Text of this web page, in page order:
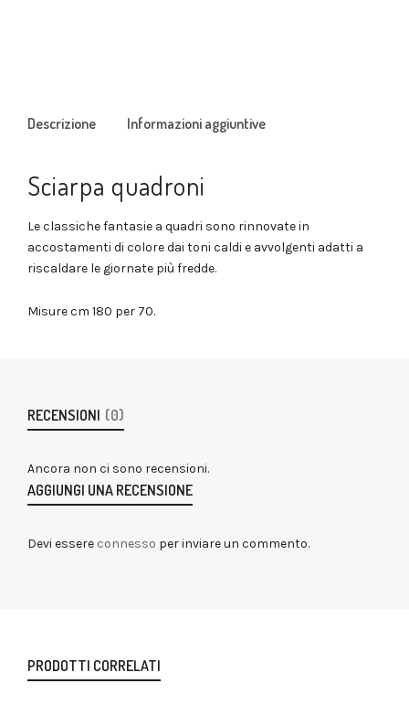
Descrizione Informazioni aggiuntive
Sciarpa quadroni
Le classiche fantasie a quadri sono rinnovate in
accostamenti di colore dai toni caldi e avvolgenti adatti a
riscaldare le giornate più fredde.
Misure cm 180 per 70.
RECENSIONI (0)
Ancora non ci sono recensioni.
AGGIUNGI UNA RECENSIONE
Devi essere connesso per inviare un commento.
PRODOTTI CORRELATI